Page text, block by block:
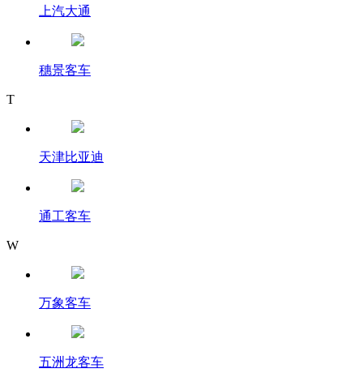
上汽大通
穗景客车
T
天津比亚迪
通工客车
W
万象客车
五洲龙客车